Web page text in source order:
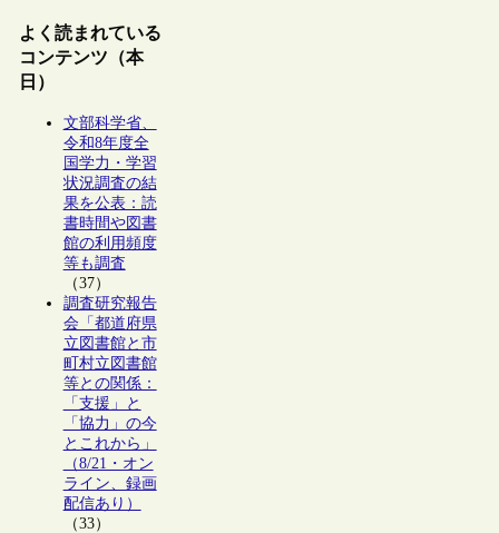
よく読まれている
コンテンツ（本
日）
文部科学省、
令和8年度全
国学力・学習
状況調査の結
果を公表：読
書時間や図書
館の利用頻度
等も調査
（37）
調査研究報告
会「都道府県
立図書館と市
町村立図書館
等との関係：
「支援」と
「協力」の今
とこれから」
（8/21・オン
ライン、録画
配信あり）
（33）